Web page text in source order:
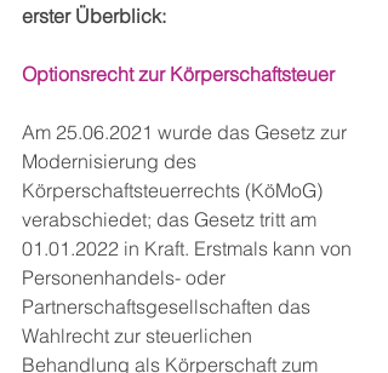
erster Überblick:
Optionsrecht zur Körperschaftsteuer
Am 25.06.2021 wurde das Gesetz zur
Modernisierung des
Körperschaftsteuerrechts (KöMoG)
verabschiedet; das Gesetz tritt am
01.01.2022 in Kraft. Erstmals kann von
Personenhandels- oder
Partnerschaftsgesellschaften das
Wahlrecht zur steuerlichen
Behandlung als Körperschaft zum